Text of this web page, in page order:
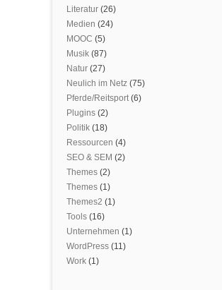
Literatur (26)
Medien (24)
MOOC (5)
Musik (87)
Natur (27)
Neulich im Netz (75)
Pferde/Reitsport(6)
Plugins (2)
Politik (18)
Ressourcen (4)
SEO & SEM (2)
Themes (2)
Themes (1)
Themes2 (1)
Tools (16)
Unternehmen (1)
WordPress (11)
Work (1)